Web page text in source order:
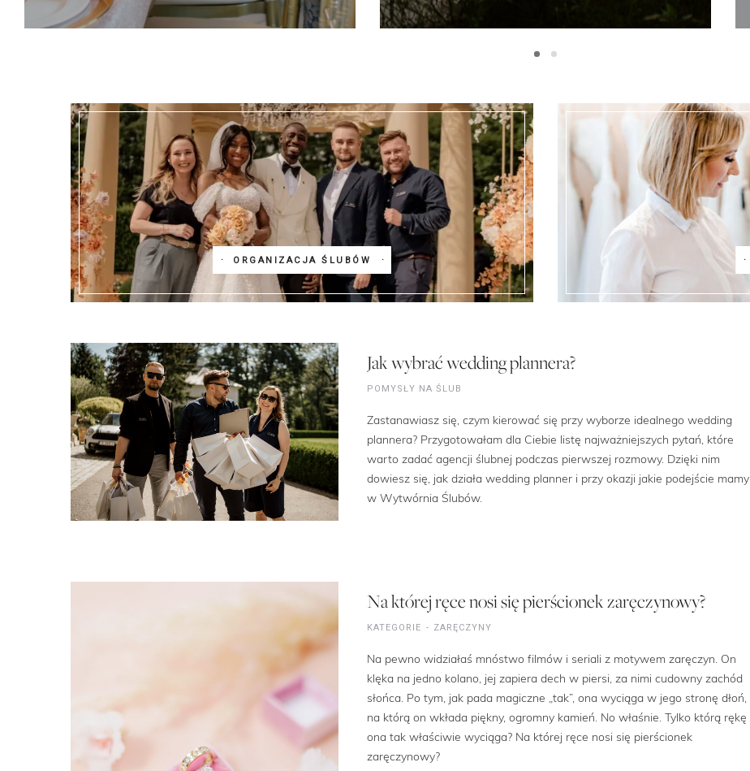
ORGANIZACJA ŚLUBÓW
Jak wybrać wedding plannera?
POMYSŁY NA ŚLUB
Zastanawiasz się, czym kierować się przy wyborze idealnego wedding
plannera? Przygotowałam dla Ciebie listę najważniejszych pytań, które
warto zadać agencji ślubnej podczas pierwszej rozmowy. Dzięki nim
dowiesz się, jak działa wedding planner i przy okazji jakie podejście mamy
w Wytwórnia Ślubów.
Na której ręce nosi się pierścionek zaręczynowy?
KATEGORIE ZARĘCZYNY
Na pewno widziałaś mnóstwo filmów i seriali z motywem zaręczyn. On
klęka na jedno kolano, jej zapiera dech w piersi, za nimi cudowny zachód
słońca. Po tym, jak pada magiczne „tak”, ona wyciąga w jego stronę dłoń,
na którą on wkłada piękny, ogromny kamień. No właśnie. Tylko którą rękę
ona tak właściwie wyciąga? Na której ręce nosi się pierścionek
zaręczynowy?